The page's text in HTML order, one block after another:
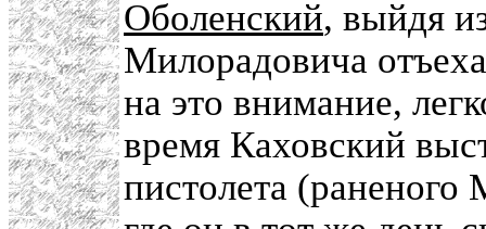
Оболенский, выйдя
Милорадовича
на это внимание,
время Каховский
пистолета